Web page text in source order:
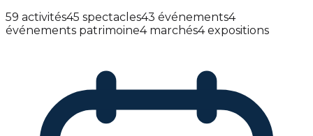
59 activités45 spectacles43 événements4
événements patrimoine4 marchés4 expositions